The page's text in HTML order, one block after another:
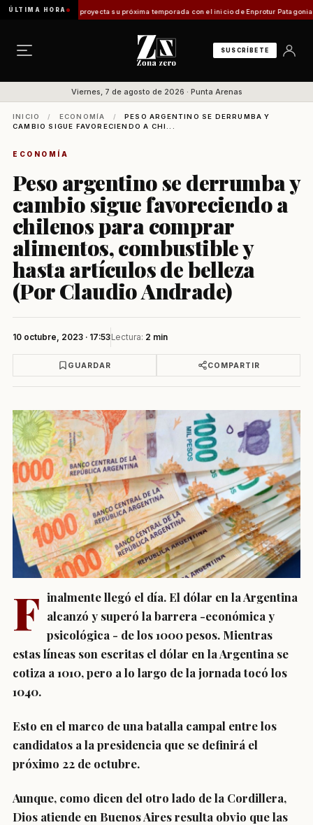
ÚLTIMA HORA
Magallanes proyecta su próxima temporada con el inicio de Enprotur Patagonia 2026
SUSCRÍBETE
Viernes, 7 de agosto de 2026 · Punta Arenas
INICIO / ECONOMÍA /
PESO ARGENTINO SE DERRUMBA Y
CAMBIO SIGUE FAVORECIENDO A CHI...
ECONOMÍA
Peso argentino se derrumba y
cambio sigue favoreciendo a
chilenos para comprar
alimentos, combustible y
hasta artículos de belleza
(Por Claudio Andrade)
10 octubre, 2023 · 17:53Lectura: 2 min
GUARDAR COMPARTIR
F inalmente llegó el día. El dólar en la Argentina
alcanzó y superó la barrera -económica y
psicológica - de los 1000 pesos. Mientras
estas líneas son escritas el dólar en la Argentina se
cotiza a 1010, pero a lo largo de la jornada tocó los
1040.
Esto en el marco de una batalla campal entre los
candidatos a la presidencia que se definirá el
próximo 22 de octubre.
Aunque, como dicen del otro lado de la Cordillera,
Dios atiende en Buenos Aires resulta obvio que las